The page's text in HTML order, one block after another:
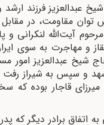
عبدالعزیز فرزند ارشد
مقاومت، در
آیت‌اللّه‌ لنکرانى و
و مهاجرت به سوى
شیخ عبدالعزیز امور
و سپس به شیراز
میرزاى قاجار بوده
برادر دیگر که پدر